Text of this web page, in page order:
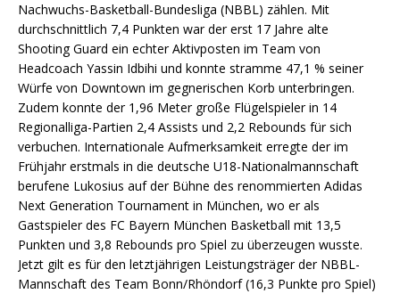
Nachwuchs-Basketball-Bundesliga (NBBL) zählen. Mit
durchschnittlich 7,4 Punkten war der erst 17 Jahre alte
Shooting Guard ein echter Aktivposten im Team von
Headcoach Yassin Idbihi und konnte stramme 47,1 % seiner
Würfe von Downtown im gegnerischen Korb unterbringen.
Zudem konnte der 1,96 Meter große Flügelspieler in 14
Regionalliga-Partien 2,4 Assists und 2,2 Rebounds für sich
verbuchen. Internationale Aufmerksamkeit erregte der im
Frühjahr erstmals in die deutsche U18-Nationalmannschaft
berufene Lukosius auf der Bühne des renommierten Adidas
Next Generation Tournament in München, wo er als
Gastspieler des FC Bayern München Basketball mit 13,5
Punkten und 3,8 Rebounds pro Spiel zu überzeugen wusste.
Jetzt gilt es für den letztjährigen Leistungsträger der NBBL-
Mannschaft des Team Bonn/Rhöndorf (16,3 Punkte pro Spiel)